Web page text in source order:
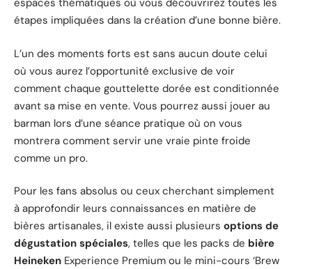
espaces thématiques où vous découvrirez toutes les
étapes impliquées dans la création d’une bonne bière.
L’un des moments forts est sans aucun doute celui
où vous aurez l’opportunité exclusive de voir
comment chaque gouttelette dorée est conditionnée
avant sa mise en vente. Vous pourrez aussi jouer au
barman lors d’une séance pratique où on vous
montrera comment servir une vraie pinte froide
comme un pro.
Pour les fans absolus ou ceux cherchant simplement
à approfondir leurs connaissances en matière de
bières artisanales, il existe aussi plusieurs options de
dégustation spéciales, telles que les packs de bière
Heineken Experience Premium ou le mini-cours ‘Brew